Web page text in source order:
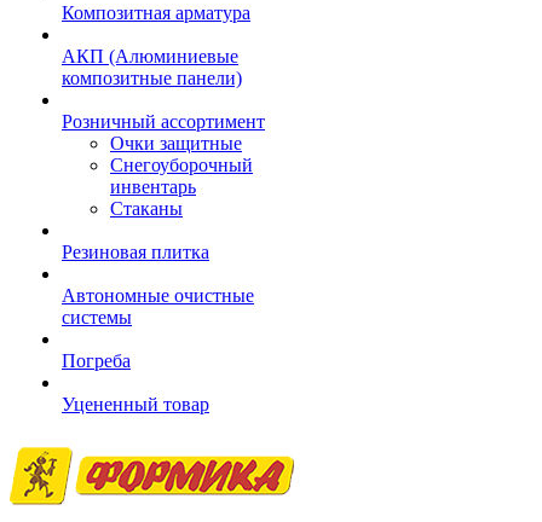
Композитная арматура
АКП (Алюминиевые
композитные панели)
Розничный ассортимент
Очки защитные
Снегоуборочный
инвентарь
Стаканы
Резиновая плитка
Автономные очистные
системы
Погреба
Уцененный товар